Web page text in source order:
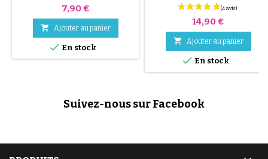
Prix
7,90 €
 Ajouter au panier
 En stock
Prix
14,90 €
 Ajouter au panier
 En stock
Suivez-nous sur Facebook